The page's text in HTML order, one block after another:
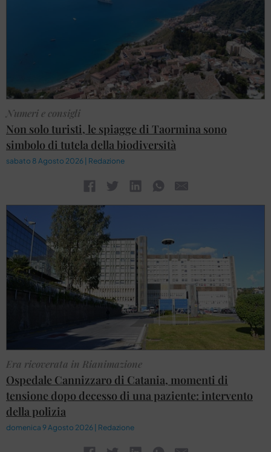
Numeri e consigli
Non solo turisti, le spiagge di Taormina sono
simbolo di tutela della biodiversità
sabato 8 Agosto 2026 | Redazione
Era ricoverata in Rianimazione
Ospedale Cannizzaro di Catania, momenti di
tensione dopo decesso di una paziente: intervento
della polizia
domenica 9 Agosto 2026 | Redazione